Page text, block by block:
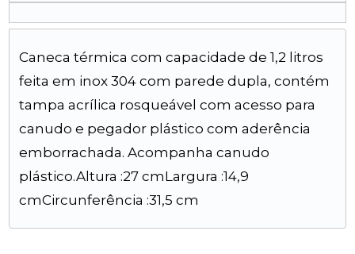
Caneca térmica com capacidade de 1,2 litros
feita em inox 304 com parede dupla, contém
tampa acrílica rosqueável com acesso para
canudo e pegador plástico com aderência
emborrachada. Acompanha canudo
plástico.Altura :27 cmLargura :14,9
cmCircunferência :31,5 cm